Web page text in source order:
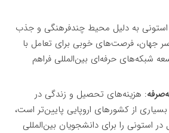
به دلیل محیط چندفرهنگی و جذب
جهان، فرصت‌های خوبی برای تعامل با
شبکه‌های حرفه‌ای بین‌المللی فراهم
: هزینه‌های تحصیل و زندگی در
از کشورهای اروپایی پایین‌تر است،
استونی را برای دانشجویان بین‌المللی